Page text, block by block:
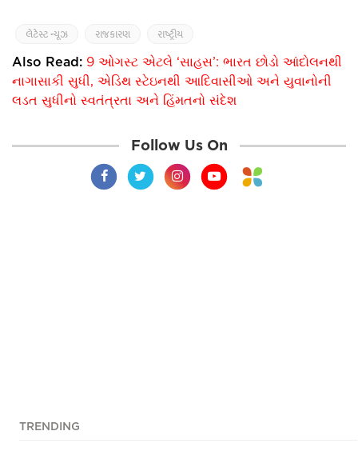
લેટેસ્ટ ન્યૂઝ રાજકારણ રાષ્ટ્રીય
Also Read: 9 ઓગસ્ટ એટલે ‘સાહસ’: ભારત છોડો આંદોલનથી
નાગાસાકી સુધી, એડિથ સ્ટેઇનથી આદિવાસીઓ અને યુવાનોની
લડત સુધીનો સ્વતંત્રતા અને હિંમતનો સંદેશ
Follow Us On
TRENDING